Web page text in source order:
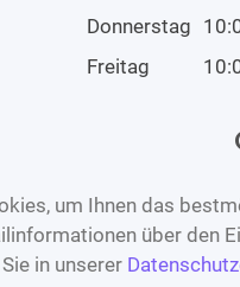
Donnerstag
Freitag
um Ihnen das
über den
in unserer